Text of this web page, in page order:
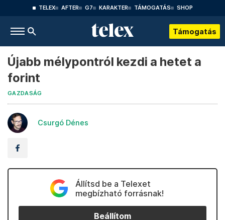
TELEX AFTER G7 KARAKTER TÁMOGATÁS SHOP
Támogatás
Újabb mélypontról kezdi a hetet a
forint
GAZDASÁG
Csurgó Dénes
Állítsd be a Telexet
megbízható forrásnak!
Beállítom